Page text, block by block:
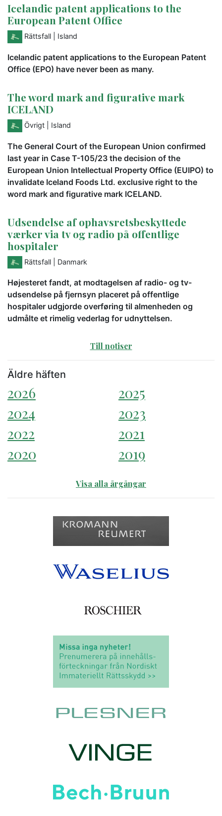
Icelandic patent applications to the
European Patent Office
Rättsfall | Island
Icelandic patent applications to the European Patent
Office (EPO) have never been as many.
The word mark and figurative mark
ICELAND
Övrigt | Island
The General Court of the European Union confirmed
last year in Case T-105/23 the decision of the
European Union Intellectual Property Office (EUIPO) to
invalidate Iceland Foods Ltd. exclusive right to the
word mark and figurative mark ICELAND.
Udsendelse af ophavsretsbeskyttede
værker via tv og radio på offentlige
hospitaler
Rättsfall | Danmark
Højesteret fandt, at modtagelsen af radio- og tv-
udsendelse på fjernsyn placeret på offentlige
hospitaler udgjorde overføring til almenheden og
udmålte et rimelig vederlag for udnyttelsen.
Till notiser
Äldre häften
2026
2025
2024
2023
2022
2021
2020
2019
Visa alla årgångar